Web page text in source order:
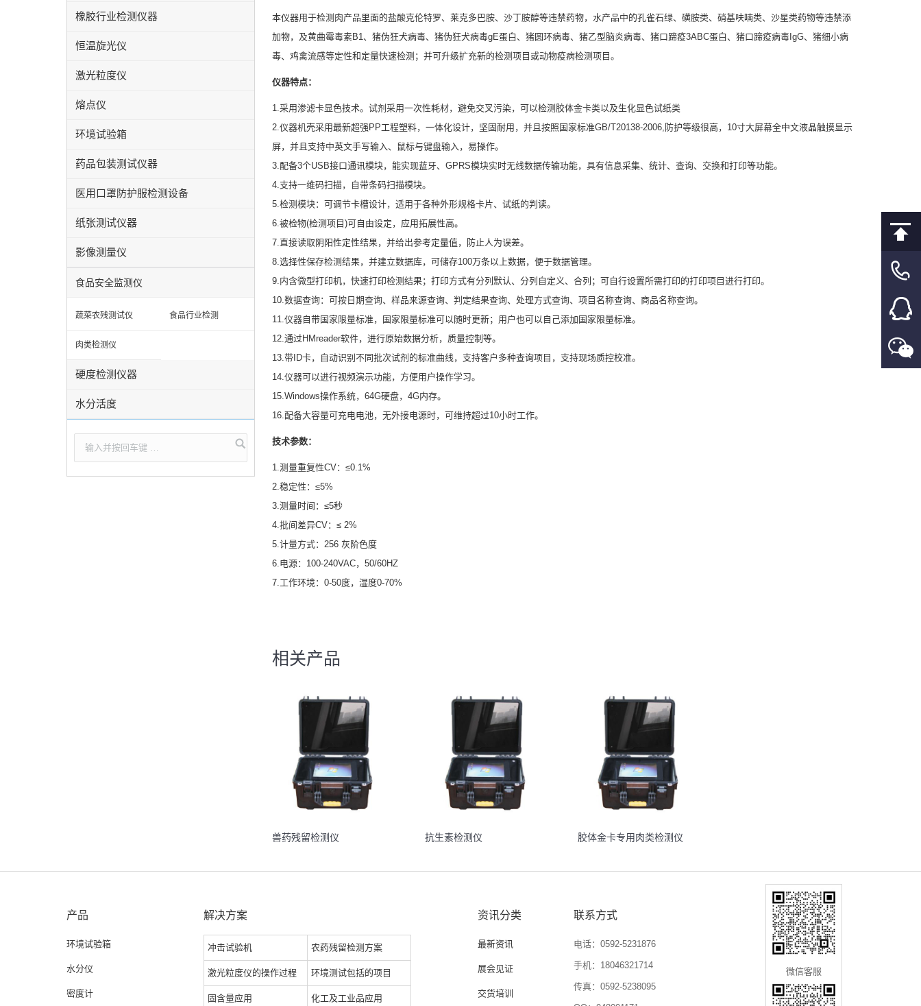
本仪器用于检测肉产品里面的盐酸克伦特罗、莱克多巴胺、沙丁胺醇等违禁药物，水产品中的孔雀石绿、磺胺类、硝基呋喃类、沙星类药物等违禁添
加物，及黄曲霉毒素B1、猪伪狂犬病毒、猪伪狂犬病毒gE蛋白、猪圆环病毒、猪乙型脑炎病毒、猪口蹄疫3ABC蛋白、猪口蹄疫病毒IgG、猪细小病
毒、鸡禽流感等定性和定量快速检测；并可升级扩充新的检测项目或动物疫病检测项目。
仪器特点：
1.采用渗滤卡显色技术。试剂采用一次性耗材，避免交叉污染，可以检测胶体金卡类以及生化显色试纸类
2.仪器机壳采用最新超强PP工程塑料，一体化设计，坚固耐用，并且按照国家标准GB/T20138-2006,防护等级很高，10寸大屏幕全中文液晶触摸显示
屏，并且支持中英文手写输入、鼠标与键盘输入，易操作。
3.配备3个USB接口通讯模块，能实现蓝牙、GPRS模块实时无线数据传输功能，具有信息采集、统计、查询、交换和打印等功能。
4.支持一维码扫描，自带条码扫描模块。
5.检测模块：可调节卡槽设计，适用于各种外形规格卡片、试纸的判读。
6.被检物(检测项目)可自由设定，应用拓展性高。
7.直接读取阴阳性定性结果，并给出参考定量值，防止人为误差。
8.选择性保存检测结果，并建立数据库，可储存100万条以上数据，便于数据管理。
9.内含微型打印机，快速打印检测结果；打印方式有分列默认、分列自定义、合列；可自行设置所需打印的打印项目进行打印。
10.数据查询：可按日期查询、样品来源查询、判定结果查询、处理方式查询、项目名称查询、商品名称查询。
11.仪器自带国家限量标准，国家限量标准可以随时更新；用户也可以自己添加国家限量标准。
12.通过HMreader软件，进行原始数据分析，质量控制等。
13.带ID卡，自动识别不同批次试剂的标准曲线，支持客户多种查询项目，支持现场质控校准。
14.仪器可以进行视频演示功能，方便用户操作学习。
15.Windows操作系统，64G硬盘，4G内存。
16.配备大容量可充电电池，无外接电源时，可维持超过10小时工作。
技术参数：
1.测量重复性CV：≤0.1%
2.稳定性：≤5%
3.测量时间：≤5秒
4.批间差异CV：≤ 2%
5.计量方式：256 灰阶色度
6.电源：100-240VAC，50/60HZ
7.工作环境：0-50度，湿度0-70%
相关产品
兽药残留检测仪 抗生素检测仪 胶体金卡专用肉类检测仪
橡胶行业检测仪器
恒温旋光仪
激光粒度仪
熔点仪
环境试验箱
药品包装测试仪器
医用口罩防护服检测设备
纸张测试仪器
影像测量仪
食品安全监测仪
蔬菜农残测试仪 食品行业检测
肉类检测仪
硬度检测仪器
水分活度
产品
环境试验箱
水分仪
密度计
解决方案
冲击试验机 农药残留检测方案
激光粒度仪的操作过程 环境测试包括的项目
固含量应用 化工及工业品应用
资讯分类
最新资讯
展会见证
交货培训
联系方式
电话：0592-5231876
手机：18046321714
传真：0592-5238095
微信客服